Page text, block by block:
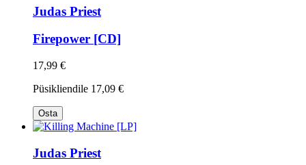
Judas Priest
Firepower [CD]
17,99 €
Püsikliendile 17,09 €
Osta
Judas Priest